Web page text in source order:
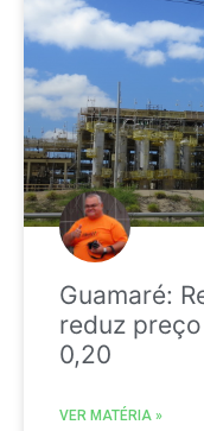
Guamaré:
reduz
0,20
VER MATÉRIA »